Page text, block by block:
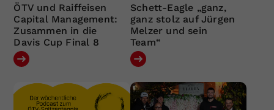
ÖTV und Raiffeisen
Capital Management:
Zusammen in die
Davis Cup Final 8
Schett-Eagle „ganz,
ganz stolz auf Jürgen
Melzer und sein
Team“